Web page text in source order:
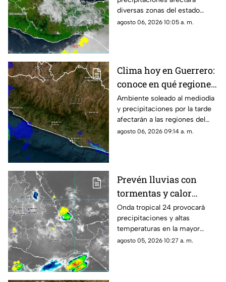
diversas zonas del estado
durante las próximas horas
agosto 06, 2026 10:05 a. m.
Clima hoy en Guerrero:
conoce en qué regiones
se esperan lluvias
Ambiente soleado al mediodía
y precipitaciones por la tarde
afectarán a las regiones del
estado; monitorean un sistema
agosto 06, 2026 09:14 a. m.
Prevén lluvias con
tormentas y calor
sofocante este
miércoles en Oaxaca
Onda tropical 24 provocará
precipitaciones y altas
temperaturas en la mayor
parte de la entidad; revisa las
agosto 05, 2026 10:27 a. m.